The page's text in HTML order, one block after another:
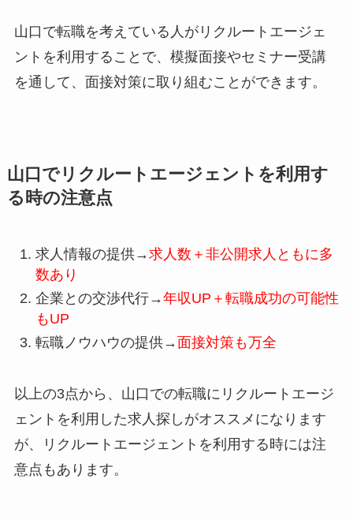
山口で転職を考えている人がリクルートエージェ
ントを利用することで、模擬面接やセミナー受講
を通して、面接対策に取り組むことができます。
山口でリクルートエージェントを利用す
る時の注意点
求人情報の提供→求人数＋非公開求人ともに多
数あり
企業との交渉代行→年収UP＋転職成功の可能性
もUP
転職ノウハウの提供→ 面接対策も万全
以上の3点から、山口での転職にリクルートエージ
ェントを利用した求人探しがオススメになります
が、リクルートエージェントを利用する時には注
意点もあります。